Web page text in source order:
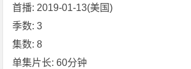
首播: 2019-01-13(美国)
季数: 3
集数: 8
单集片长: 60分钟